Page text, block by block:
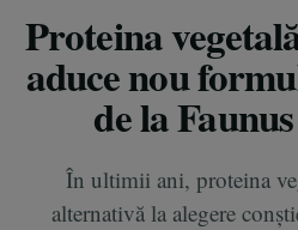
Proteina
aduce nou
de la
În ultimii ani, proteina
alternativă la alegere